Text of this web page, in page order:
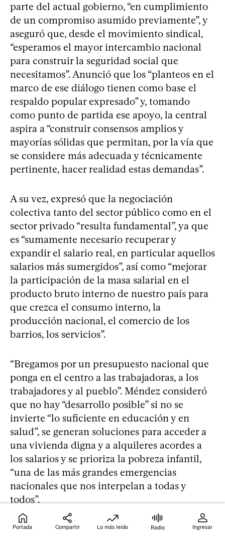
parte del actual gobierno, “en cumplimiento
de un compromiso asumido previamente”, y
aseguró que, desde el movimiento sindical,
“esperamos el mayor intercambio nacional
para construir la seguridad social que
necesitamos”. Anunció que los “planteos en el
marco de ese diálogo tienen como base el
respaldo popular expresado” y, tomando
como punto de partida ese apoyo, la central
aspira a “construir consensos amplios y
mayorías sólidas que permitan, por la vía que
se considere más adecuada y técnicamente
pertinente, hacer realidad estas demandas”.
A su vez, expresó que la negociación
colectiva tanto del sector público como en el
sector privado “resulta fundamental”, ya que
es “sumamente necesario recuperar y
expandir el salario real, en particular aquellos
salarios más sumergidos”, así como “mejorar
la participación de la masa salarial en el
producto bruto interno de nuestro país para
que crezca el consumo interno, la
producción nacional, el comercio de los
barrios, los servicios”.
“Bregamos por un presupuesto nacional que
ponga en el centro a las trabajadoras, a los
trabajadores y al pueblo”. Méndez consideró
que no hay “desarrollo posible” si no se
invierte “lo suficiente en educación y en
salud”, se generan soluciones para acceder a
una vivienda digna y a alquileres acordes a
los salarios y se prioriza la pobreza infantil,
“una de las más grandes emergencias
nacionales que nos interpelan a todas y
todos”.
Apuntó a la necesidad de una “reforma
Portada Compartir Lo más leído Radio Ingresar